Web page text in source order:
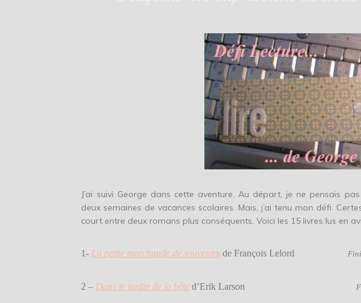
J’ai suivi George dans cette aventure. Au départ, je ne pensais
deux semaines de vacances scolaires. Mais, j’ai tenu mon défi.
court entre deux romans plus conséquents. Voici les 15 livres lus en
1-La petite marchande de souvenirs de François Lelord
2 –Dans le jardin de la bête d’Erik Larson